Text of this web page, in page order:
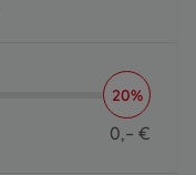
16.99 EUR
20%
0,– €